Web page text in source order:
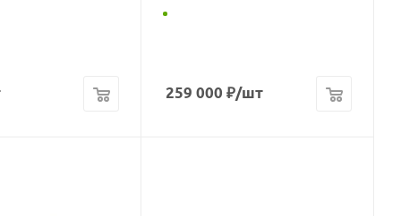
259 000 ₽/шт